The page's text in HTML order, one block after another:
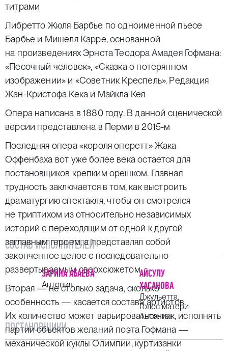
титрами
Либретто Жюля Барбье по одноименной пьесе
Барбье и Мишеля Карре, основанной
на произведениях Эрнста Теодора Амадея Гофмана:
«Песочный человек», «Сказка о потерянном
изображении» и «Советник Креспель». Редакция
Жан-Кристофа Кека и Майкла Кея
Опера написана в 1880 году. В данной сценической
версии представлена в Перми в 2015-м
Последняя опера «короля оперетт» Жака
Оффенбаха вот уже более века остается для
постановщиков крепким орешком. Главная
трудность заключается в том, как выстроить
драматургию спектакля, чтобы он смотрелся
не триптихом из относительно независимых
историй с переходящим от одной к другой
заглавным героем, а представлял собой
законченное целое с последовательно
развертываемым сверхсюжетом.
Вторая — не столько задача, сколько
особенность — касается состава артистов.
Их количество может варьироваться: так, исполнять
партии объектов желаний поэта Гофмана —
механической куклы Олимпии, куртизанки
СОСТАВ ИСПОЛНИТЕЛЕЙ
ЗАРИНА АБАЕВА
Антония
АЙСУЛУ
ХАСАНОВА
Джульетта,
Голос матери
Антонии
ПОСТАНОВЩИКИ